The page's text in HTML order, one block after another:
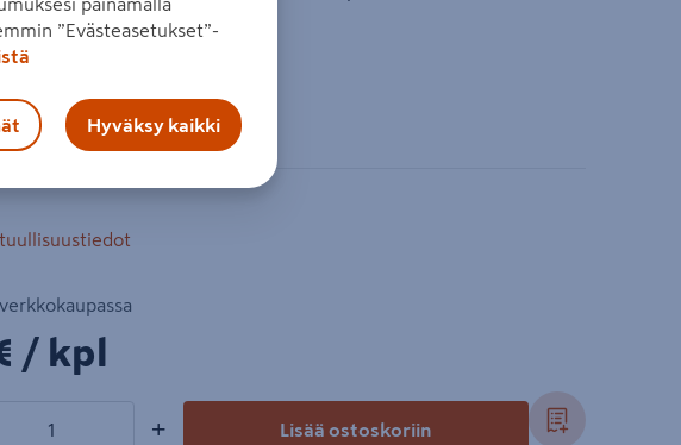
latausnopeus 45 min
kpl
/ kpl
+ Lisää ostoskoriin
painamalla
”Evästeasetukset”-
Hyväksy kaikki